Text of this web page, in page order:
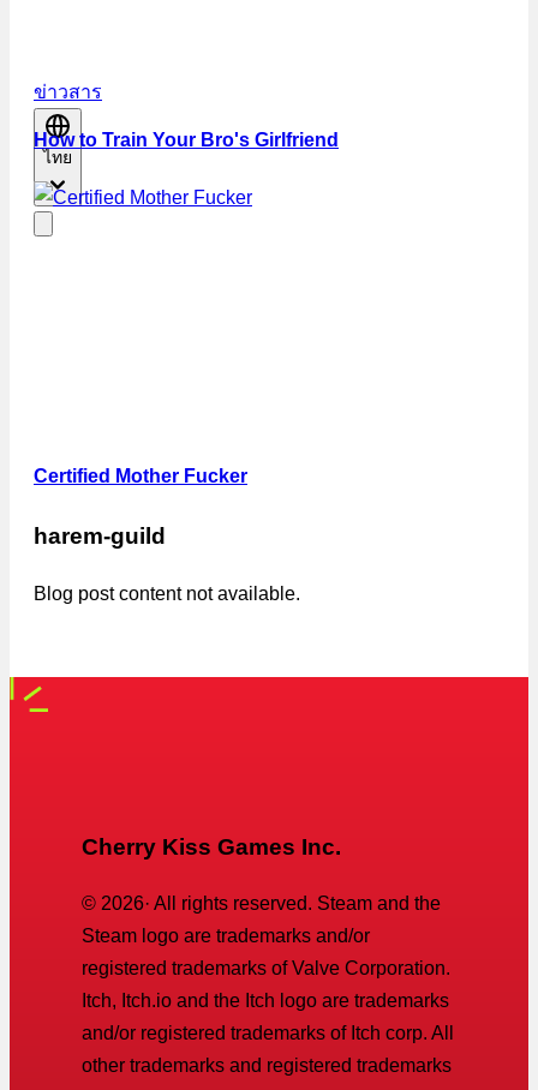
ข่าวสาร
ไทย
How to Train Your Bro's Girlfriend
Certified Mother Fucker
harem-guild
Blog post content not available.
Cherry Kiss Games Inc.
© 2026· All rights reserved. Steam and the
Steam logo are trademarks and/or
registered trademarks of Valve Corporation.
Itch, Itch.io and the Itch logo are trademarks
and/or registered trademarks of Itch corp. All
other trademarks and registered trademarks